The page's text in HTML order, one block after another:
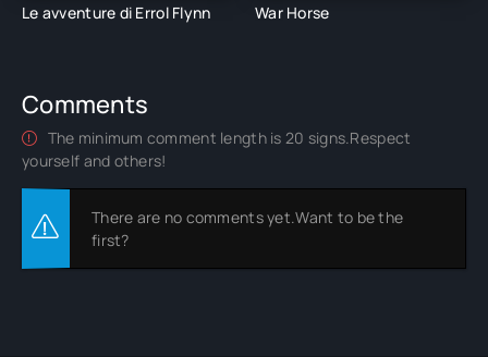
Le avventure di Errol Flynn War Horse
Comments
The minimum comment length is 20 signs.Respect
yourself and others!
There are no comments yet.Want to be the
first?